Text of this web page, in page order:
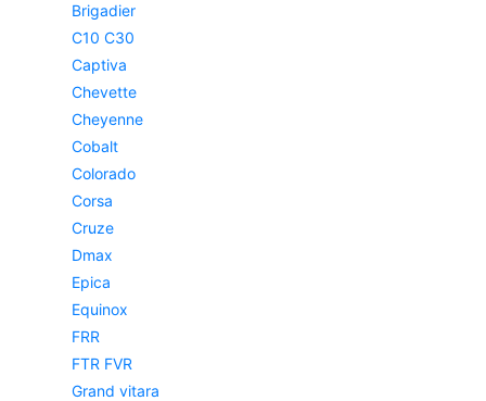
Brigadier
C10 C30
Captiva
Chevette
Cheyenne
Cobalt
Colorado
Corsa
Cruze
Dmax
Epica
Equinox
FRR
FTR FVR
Grand vitara